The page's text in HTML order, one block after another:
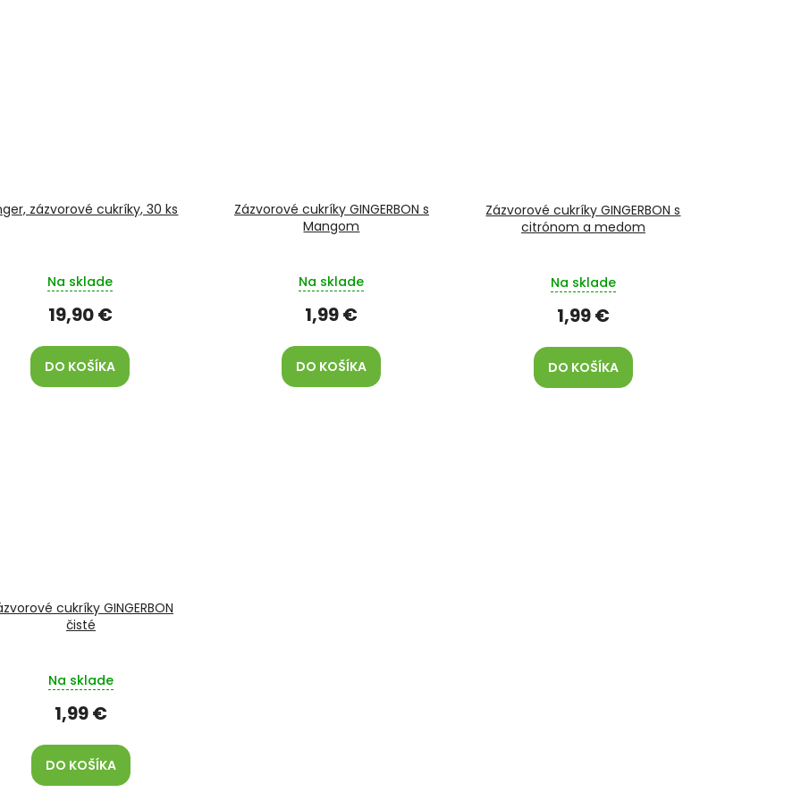
zázvorové cukríky, 30 ks
Na sklade
19,90 €
DO KOŠÍKA
Zázvorové cukríky GINGERBON s
Mangom
Na sklade
1,99 €
DO KOŠÍKA
Zázvorové cukríky GINGERBON s
citrónom a medom
Na sklade
1,99 €
DO KOŠÍKA
cukríky GINGERBON
čisté
Na sklade
1,99 €
DO KOŠÍKA